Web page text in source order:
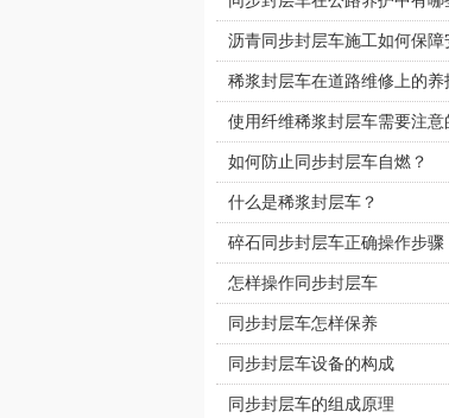
沥青同步封层车施工如何保障
稀浆封层车在道路维修上的养
使用纤维稀浆封层车需要注意
如何防止同步封层车自燃？
什么是稀浆封层车？
碎石同步封层车​正确操作步骤
怎样操作同步封层车
同步封层车怎样保养
同步封层车​设备的构成
同步封层车的组成原理